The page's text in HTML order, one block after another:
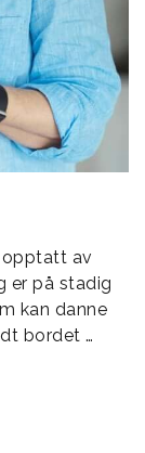
opptatt av
er på stadig
kan danne
bordet …